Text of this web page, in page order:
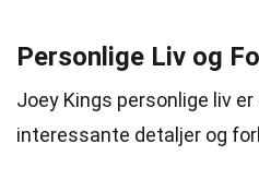
Personlige Liv og
Joey Kings personlige liv
interessante detaljer og